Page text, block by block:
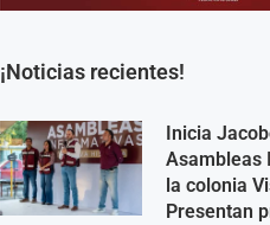
¡Noticias recientes!
Inicia
Asambleas
la colonia
Presentan